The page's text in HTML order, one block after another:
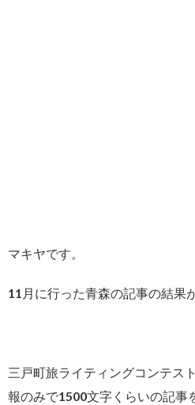
マキヤです。
11月に行った青森の記事の結果
三戸町旅ライティングコンテス
報のみで1500文字くらいの記事